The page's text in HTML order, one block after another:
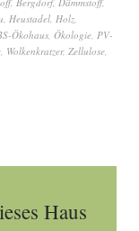
, Heustadel, Holz,
Ökohaus, Ökologie, PV-
, Wolkenkratzer, Zellulose,
Haus